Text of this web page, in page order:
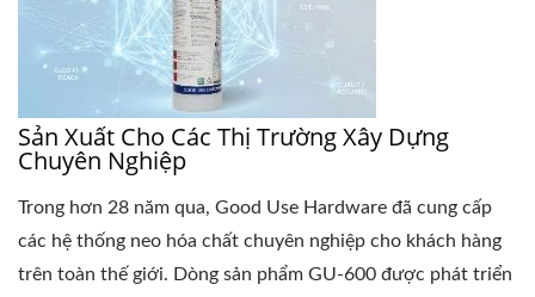
Sản Xuất Cho Các Thị Trường Xây Dựng
Chuyên Nghiệp
Trong hơn 28 năm qua, Good Use Hardware đã cung cấp
các hệ thống neo hóa chất chuyên nghiệp cho khách hàng
trên toàn thế giới. Dòng sản phẩm GU-600 được phát triển